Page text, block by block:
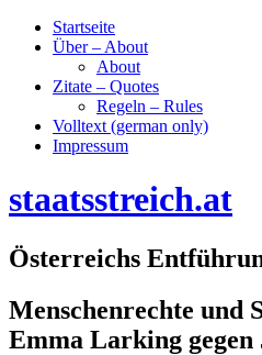
Startseite
Über – About
About
Zitate – Quotes
Regeln – Rules
Volltext (german only)
Impressum
staatsstreich.at
Österreichs
Menschenrechte und
Emma Larking